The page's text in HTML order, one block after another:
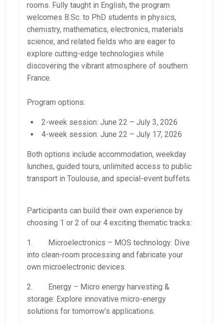
rooms. Fully taught in English, the program
welcomes B.Sc. to PhD students in physics,
chemistry, mathematics, electronics, materials
science, and related fields who are eager to
explore cutting-edge technologies while
discovering the vibrant atmosphere of southern
France.
Program options:
2-week session: June 22 – July 3, 2026
4-week session: June 22 – July 17, 2026
Both options include accommodation, weekday
lunches, guided tours, unlimited access to public
transport in Toulouse, and special-event buffets.
Participants can build their own experience by
choosing 1 or 2 of our 4 exciting thematic tracks:
1. Microelectronics – MOS technology: Dive
into clean-room processing and fabricate your
own microelectronic devices.
2. Energy – Micro energy harvesting &
storage: Explore innovative micro-energy
solutions for tomorrow’s applications.